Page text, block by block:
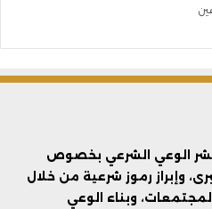
الوعي الشرعي بخصوص
وإبراز رموز شرعية من خلال
وبناء الوعي